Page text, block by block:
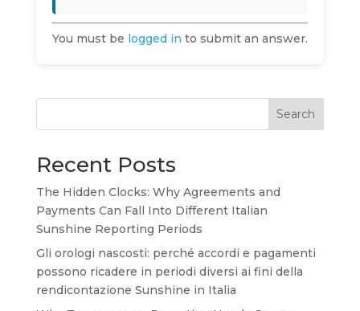
You must be logged in to submit an answer.
Search
Recent Posts
The Hidden Clocks: Why Agreements and
Payments Can Fall Into Different Italian
Sunshine Reporting Periods
Gli orologi nascosti: perché accordi e pagamenti
possono ricadere in periodi diversi ai fini della
rendicontazione Sunshine in Italia